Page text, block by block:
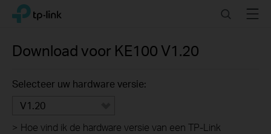
Click
navigation
TP-Link, Reliably Smart SearchMenu
Download voor KE100 V1.20
Selecteer uw hardware versie:
V1.20
> Hoe vind ik de hardware versie van een TP-Link